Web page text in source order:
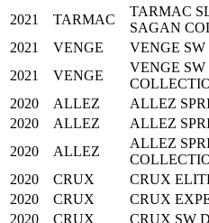
2021
TARMAC
TARMAC
SAGAN
2021
VENGE
VENGE SW
2021
VENGE
VENGE
2020
ALLEZ
ALLEZ
2020
ALLEZ
ALLEZ
2020
ALLEZ
ALLEZ
2020
CRUX
CRUX
2020
CRUX
CRUX
2020
CRUX
CRUX SW